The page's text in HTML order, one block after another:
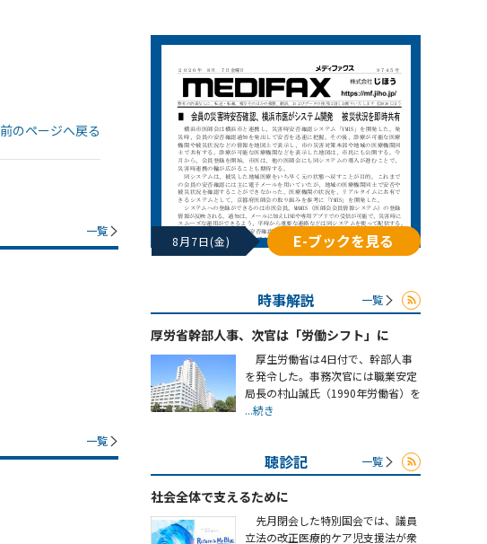
前のページへ戻る
一覧
一覧
8月7日(金) E-ブックを見る
時事解説 一覧
厚労省幹部人事、次官は「労働シフト」に
厚生労働省は4日付で、幹部人事
を発令した。事務次官には職業安定
局長の村山誠氏（1990年労働省）を
...続き
聴診記 一覧
社会全体で支えるために
先月閉会した特別国会では、議員
立法の改正医療的ケア児支援法が衆